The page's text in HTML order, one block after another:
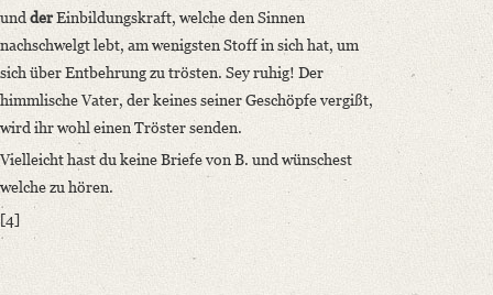
und derEinbildungskraft, welche den Sinnen
nachschwelgt lebt, am wenigsten Stoff in sich hat, um
sich über Entbehrung zu trösten. Sey ruhig! Der
himmlische Vater, der keines seiner Geschöpfe vergißt,
wird ihr wohl einen Tröster senden.
Vielleicht hast du keine Briefe von B. und wünschest
welche zu hören.
[4]